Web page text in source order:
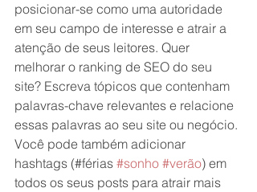
posicionar-se como uma autoridade
em seu campo de interesse e atrair a
atenção de seus leitores. Quer
melhorar o ranking de SEO do seu
site? Escreva tópicos que contenham
palavras-chave relevantes e relacione
essas palavras ao seu site ou negócio.
Você pode também adicionar
hashtags (#férias #sonho #verão) em
todos os seus posts para atrair mais